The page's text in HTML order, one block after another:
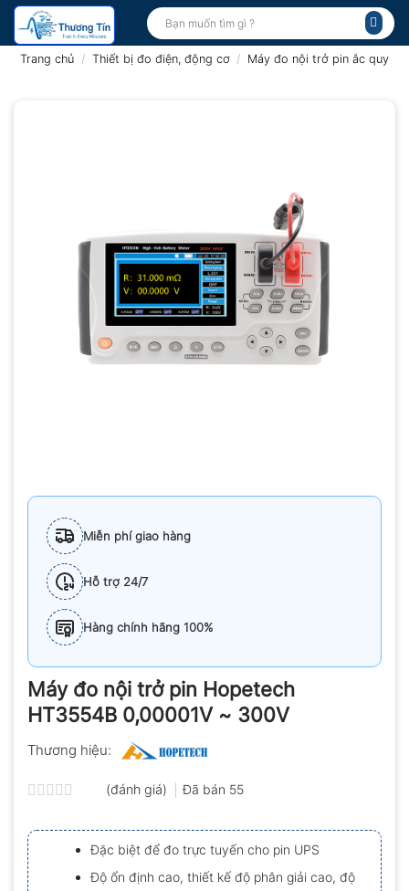
Bỏ
qua
Tìm
kiếm:
Trang chủ / Thiết bị đo điện, động cơ / Máy đo nội trở pin ắc quy
Miễn phí giao hàng
Hỗ trợ 24/7
Hàng chính hãng 100%
Máy đo nội trở pin Hopetech
HT3554B 0,00001V ~ 300V
Thương hiệu:
xếp
hạng
0.0
5
sao
(đánh giá) Đã bán 55
Đặc biệt để đo trực tuyến cho pin UPS
Độ ổn định cao, thiết kế độ phân giải cao, độ